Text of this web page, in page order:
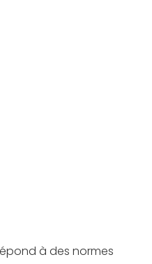
à des normes